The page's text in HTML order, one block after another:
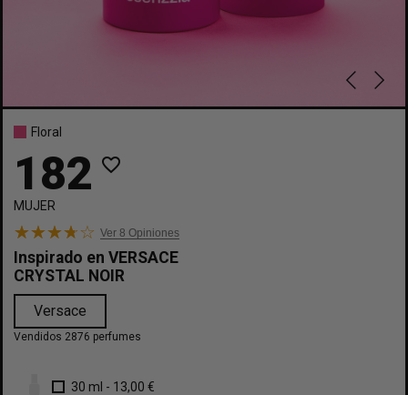
Floral
182 favorite_border
MUJER
Ver 8 Opiniones
Inspirado en VERSACE
CRYSTAL NOIR
Versace
Vendidos 2876 perfumes
30 ml - 13,00 €